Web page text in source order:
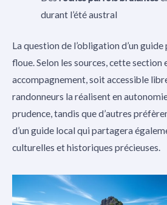
durant l’été austral
La question de l’obligation d’un
floue. Selon les sources, cette
accompagnement, soit accessible
randonneurs la réalisent en
prudence, tandis que d’autres
d’un guide local qui partagera
culturelles et historiques précieuses.